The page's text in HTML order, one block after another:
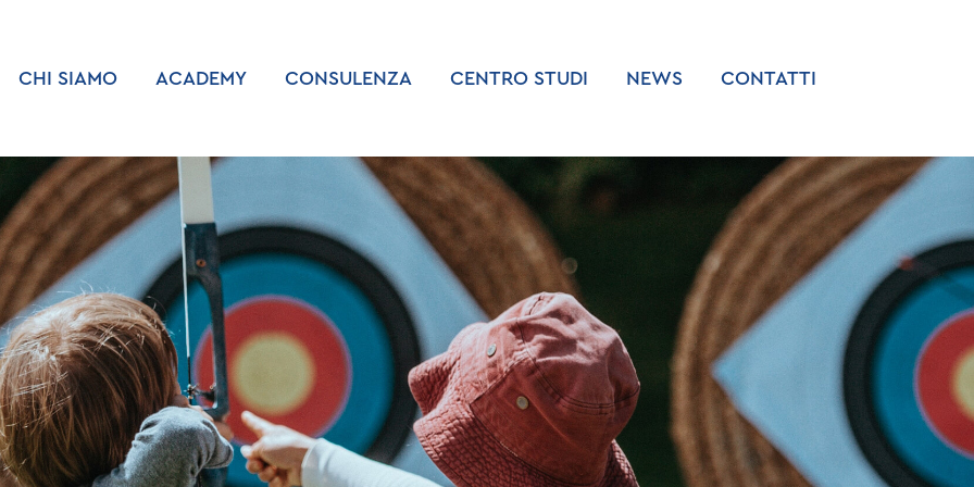
CHI SIAMO ACADEMY CONSULENZA CENTRO STUDI NEWS CONTATTI